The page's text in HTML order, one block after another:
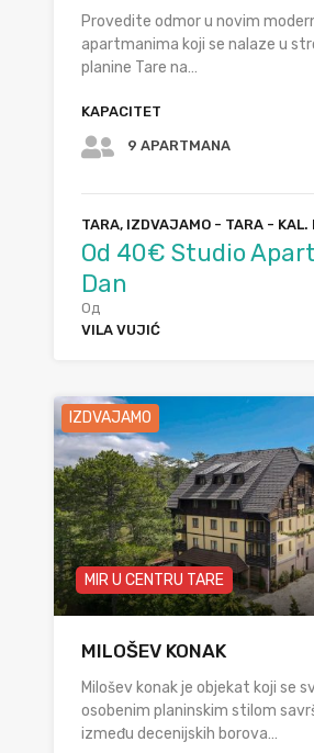
Provedite odmor u novim
apartmanima koji se nalaze u
planine Tare na…
KAPACITET
9 APARTMANA
TARA, IZDVAJAMO - TARA - KAL.
Od 40€ Studio
Dan
Од
VILA VUJIĆ
IZDVAJAMO
MIR U CENTRU TARE
MILOŠEV KONAK
Milošev konak je objekat koji se
osobenim planinskim stilom
između decenijskih borova…